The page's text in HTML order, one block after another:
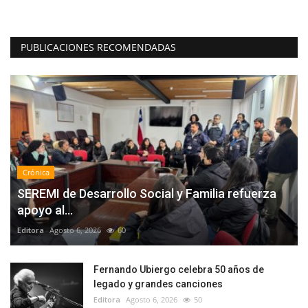
PUBLICACIONES RECOMENDADAS
Crónica
SEREMI de Desarrollo Social y Familia refuerza
apoyo al...
Editora Agosto 6, 2026 60
Fernando Ubiergo celebra 50 años de
legado y grandes canciones
Editora Agosto 6, 2026 50